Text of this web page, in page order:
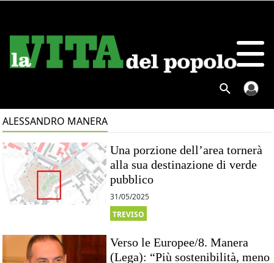
ALESSANDRO MANERA
Una porzione dell’area tornerà
alla sua destinazione di verde
pubblico
31/05/2025
TREVISO
Verso le Europee/8. Manera
(Lega): “Più sostenibilità, meno